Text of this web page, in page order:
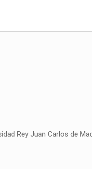
Rey Juan Carlos de